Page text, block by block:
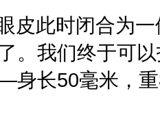
此时闭合为一
。我们终于可
长50毫米，